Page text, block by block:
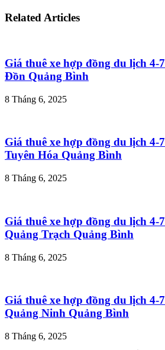
Related Articles
Giá thuê xe hợp đồng du lịch 4-
Đồn Quảng Bình
8 Tháng 6, 2025
Giá thuê xe hợp đồng du lịch 4-
Tuyên Hóa Quảng Bình
8 Tháng 6, 2025
Giá thuê xe hợp đồng du lịch 4-
Quảng Trạch Quảng Bình
8 Tháng 6, 2025
Giá thuê xe hợp đồng du lịch 4-
Quảng Ninh Quảng Bình
8 Tháng 6, 2025